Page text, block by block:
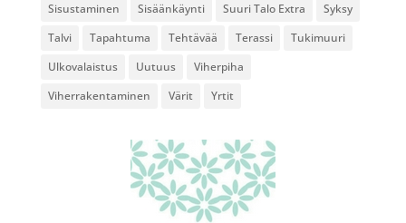
Sisustaminen
Sisäänkäynti Suuri Talo Extra
Syksy
Talvi
Tapahtuma Tehtävää Terassi
Tukimuuri
Ulkovalaistus
Uutuus
Viherpiha
Viherrakentaminen
Värit Yrtit